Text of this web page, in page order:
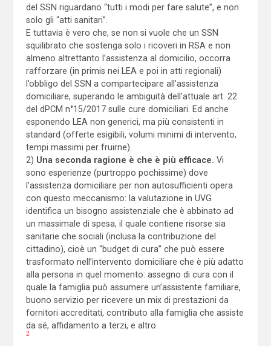
del SSN riguardano “tutti i modi per fare salute”, e non
solo gli “atti sanitari”.
E tuttavia è vero che, se non si vuole che un SSN
squilibrato che sostenga solo i ricoveri in RSA e non
almeno altrettanto l’assistenza al domicilio, occorra
rafforzare (in primis nei LEA e poi in atti regionali)
l’obbligo del SSN a compartecipare all’assistenza
domiciliare, superando le ambiguità dell’attuale art. 22
del dPCM n°15/2017 sulle cure domiciliari. Ed anche
esponendo LEA non generici, ma più consistenti in
standard (offerte esigibili, volumi minimi di intervento,
tempi massimi per fruirne).
2) Una seconda ragione è che è più efficace. Vi
sono esperienze (purtroppo pochissime) dove
l’assistenza domiciliare per non autosufficienti opera
con questo meccanismo: la valutazione in UVG
identifica un bisogno assistenziale che è abbinato ad
un massimale di spesa, il quale contiene risorse sia
sanitarie che sociali (inclusa la contribuzione del
cittadino), cioè un “budget di cura” che può essere
trasformato nell’intervento domiciliare che è più adatto
alla persona in quel momento: assegno di cura con il
quale la famiglia può assumere un’assistente familiare,
buono servizio per ricevere un mix di prestazioni da
fornitori accreditati, contributo alla famiglia che assiste
da sé, affidamento a terzi, e altro.
2